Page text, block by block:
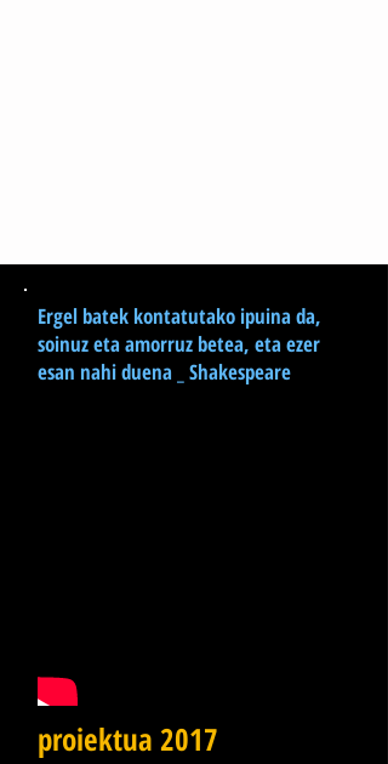
Ergel batek kontatutako ipuina da,
soinuz eta amorruz betea, eta ezer
esan nahi duena _ Shakespeare
proiektua 2017